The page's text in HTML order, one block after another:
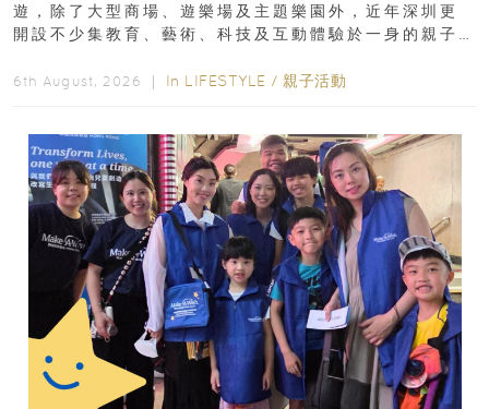
遊，除了大型商場、遊樂場及主題樂園外，近年深圳更
開設不少集教育、藝術、科技及互動體驗於一身的親子
6th August, 2026 ｜ In LIFESTYLE / 親子活動